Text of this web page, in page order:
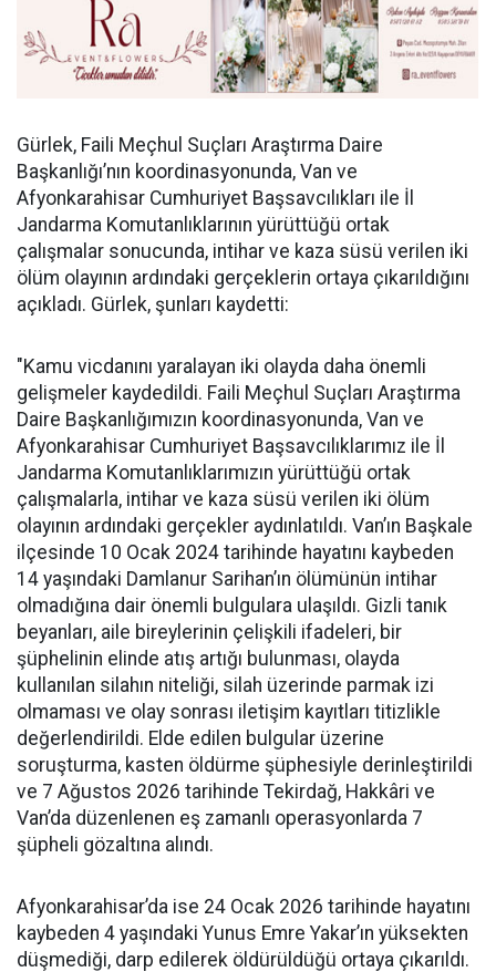
Gürlek, Faili Meçhul Suçları Araştırma Daire
Başkanlığı’nın koordinasyonunda, Van ve
Afyonkarahisar Cumhuriyet Başsavcılıkları ile İl
Jandarma Komutanlıklarının yürüttüğü ortak
çalışmalar sonucunda, intihar ve kaza süsü verilen iki
ölüm olayının ardındaki gerçeklerin ortaya çıkarıldığını
açıkladı. Gürlek, şunları kaydetti:
"Kamu vicdanını yaralayan iki olayda daha önemli
gelişmeler kaydedildi. Faili Meçhul Suçları Araştırma
Daire Başkanlığımızın koordinasyonunda, Van ve
Afyonkarahisar Cumhuriyet Başsavcılıklarımız ile İl
Jandarma Komutanlıklarımızın yürüttüğü ortak
çalışmalarla, intihar ve kaza süsü verilen iki ölüm
olayının ardındaki gerçekler aydınlatıldı. Van’ın Başkale
ilçesinde 10 Ocak 2024 tarihinde hayatını kaybeden
14 yaşındaki Damlanur Sarihan’ın ölümünün intihar
olmadığına dair önemli bulgulara ulaşıldı. Gizli tanık
beyanları, aile bireylerinin çelişkili ifadeleri, bir
şüphelinin elinde atış artığı bulunması, olayda
kullanılan silahın niteliği, silah üzerinde parmak izi
olmaması ve olay sonrası iletişim kayıtları titizlikle
değerlendirildi. Elde edilen bulgular üzerine
soruşturma, kasten öldürme şüphesiyle derinleştirildi
ve 7 Ağustos 2026 tarihinde Tekirdağ, Hakkâri ve
Van’da düzenlenen eş zamanlı operasyonlarda 7
şüpheli gözaltına alındı.
Afyonkarahisar’da ise 24 Ocak 2026 tarihinde hayatını
kaybeden 4 yaşındaki Yunus Emre Yakar’ın yüksekten
düşmediği, darp edilerek öldürüldüğü ortaya çıkarıldı.